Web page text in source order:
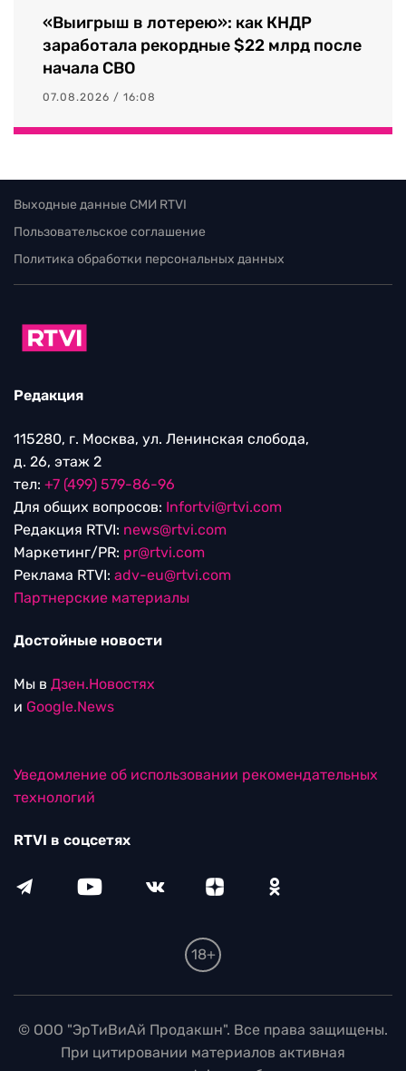
«Выигрыш в лотерею»: как КНДР
заработала рекордные $22 млрд после
начала СВО
07.08.2026 / 16:08
Выходные данные СМИ RTVI
Пользовательское соглашение
Политика обработки персональных данных
Редакция
115280, г. Москва, ул. Ленинская слобода,
д. 26, этаж 2
тел: +7 (499) 579-86-96
Для общих вопросов: Infortvi@rtvi.com
Редакция RTVI: news@rtvi.com
Маркетинг/PR: pr@rtvi.com
Реклама RTVI: adv-eu@rtvi.com
Партнерские материалы
Достойные новости
Мы в Дзен.Новостях
и Google.News
Уведомление об использовании рекомендательных
технологий
RTVI в соцсетях
18+
© ООО "ЭрТиВиАй Продакшн". Все права защищены.
При цитировании материалов активная